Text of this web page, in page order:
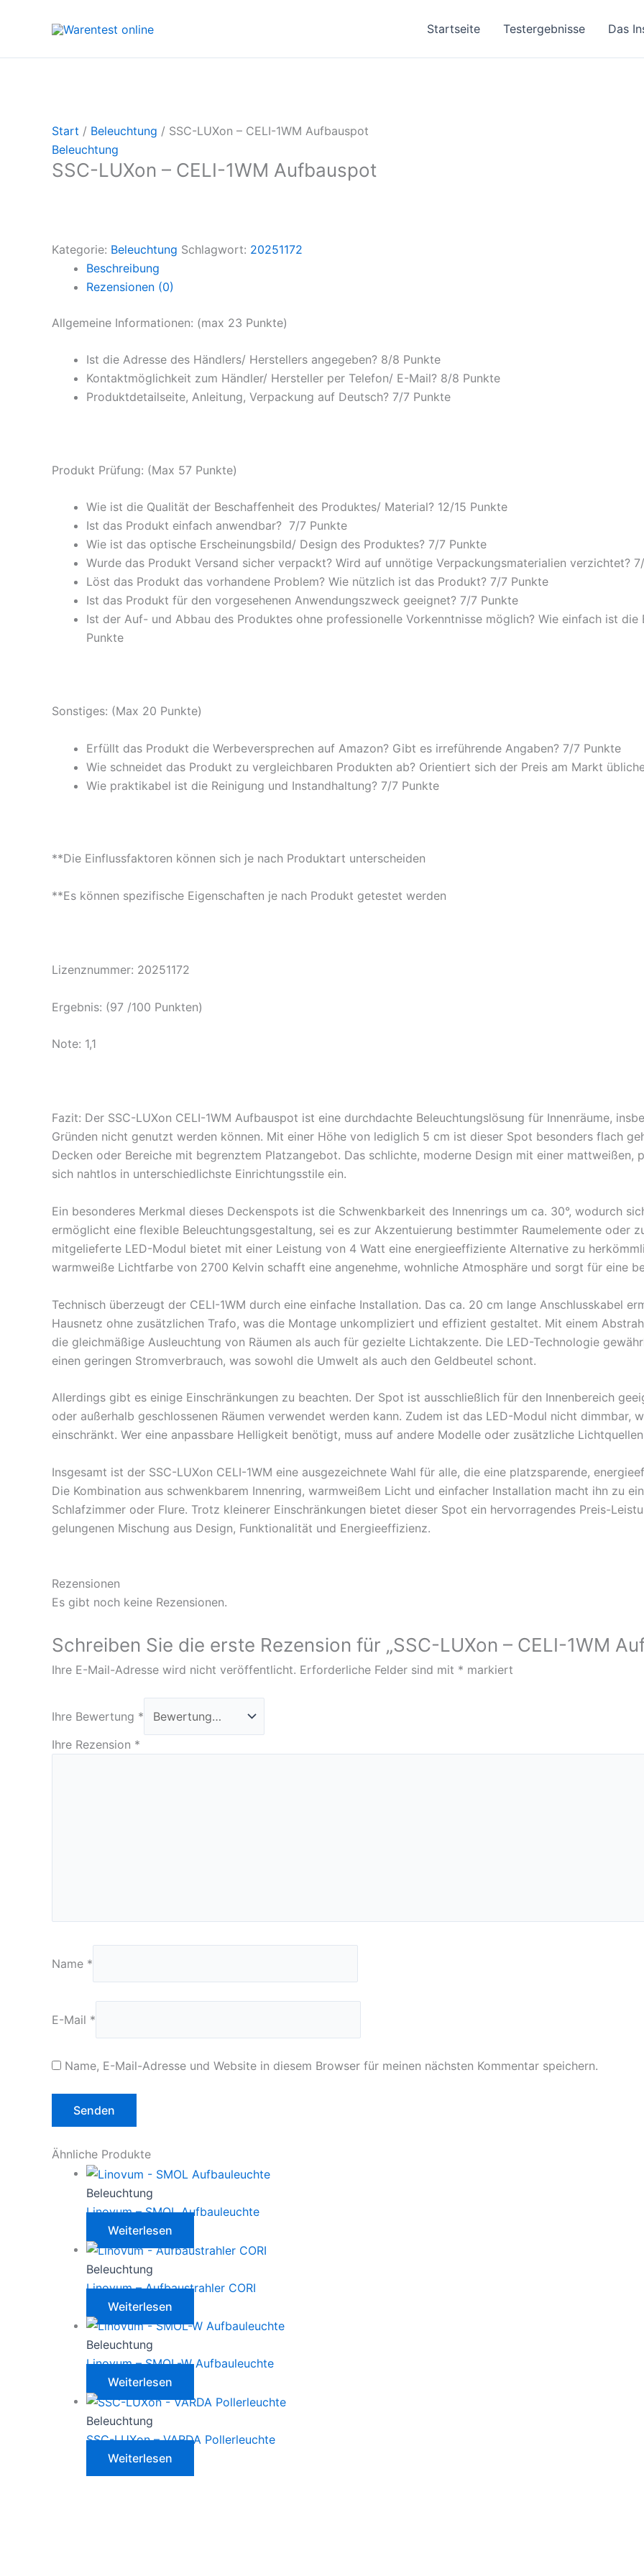
Startseite Testergebnisse Das
Start / Beleuchtung / SSC-LUXon – CELI-1WM Aufbauspot
Beleuchtung
SSC-LUXon – CELI-1WM Aufbauspot
Kategorie: Beleuchtung Schlagwort: 20251172
Beschreibung
Rezensionen (0)
Allgemeine Informationen: (max 23 Punkte)
Ist die Adresse des Händlers/ Herstellers angegeben? 8/8 Punkte
Kontaktmöglichkeit zum Händler/ Hersteller per Telefon/ E-Mail? 8/8 Punkte
Produktdetailseite, Anleitung, Verpackung auf Deutsch? 7/7 Punkte
Produkt Prüfung: (Max 57 Punkte)
Wie ist die Qualität der Beschaffenheit des Produktes/ Material? 12/15 Punkte
Ist das Produkt einfach anwendbar? 7/7 Punkte
Wie ist das optische Erscheinungsbild/ Design des Produktes? 7/7 Punkte
Wurde das Produkt Versand sicher verpackt? Wird auf unnötige Verpackungsmaterialien verzichtet? 7/
Löst das Produkt das vorhandene Problem? Wie nützlich ist das Produkt? 7/7 Punkte
Ist das Produkt für den vorgesehenen Anwendungszweck geeignet? 7/7 Punkte
Ist der Auf- und Abbau des Produktes ohne professionelle Vorkenntnisse möglich? Wie einfach ist
Punkte
Sonstiges: (Max 20 Punkte)
Erfüllt das Produkt die Werbeversprechen auf Amazon? Gibt es irreführende Angaben? 7/7 Punkte
Wie schneidet das Produkt zu vergleichbaren Produkten ab? Orientiert sich der Preis am Markt
Wie praktikabel ist die Reinigung und Instandhaltung? 7/7 Punkte
**Die Einflussfaktoren können sich je nach Produktart unterscheiden
**Es können spezifische Eigenschaften je nach Produkt getestet werden
Lizenznummer: 20251172
Ergebnis: (97 /100 Punkten)
Note: 1,1
Fazit: Der SSC-LUXon CELI-1WM Aufbauspot ist eine durchdachte Beleuchtungslösung für Innenräume,
Gründen nicht genutzt werden können. Mit einer Höhe von lediglich 5 cm ist dieser Spot besonders flach
Decken oder Bereiche mit begrenztem Platzangebot. Das schlichte, moderne Design mit einer
sich nahtlos in unterschiedlichste Einrichtungsstile ein.
Ein besonderes Merkmal dieses Deckenspots ist die Schwenkbarkeit des Innenrings um ca. 30°, wodurch
ermöglicht eine flexible Beleuchtungsgestaltung, sei es zur Akzentuierung bestimmter Raumelemente oder
mitgelieferte LED-Modul bietet mit einer Leistung von 4 Watt eine energieeffiziente Alternative zu
warmweiße Lichtfarbe von 2700 Kelvin schafft eine angenehme, wohnliche Atmosphäre und sorgt für eine
Technisch überzeugt der CELI-1WM durch eine einfache Installation. Das ca. 20 cm lange Anschlusskabel
Hausnetz ohne zusätzlichen Trafo, was die Montage unkompliziert und effizient gestaltet. Mit einem
die gleichmäßige Ausleuchtung von Räumen als auch für gezielte Lichtakzente. Die LED-Technologie
einen geringen Stromverbrauch, was sowohl die Umwelt als auch den Geldbeutel schont.
Allerdings gibt es einige Einschränkungen zu beachten. Der Spot ist ausschließlich für den Innenbereich
oder außerhalb geschlossenen Räumen verwendet werden kann. Zudem ist das LED-Modul nicht dimmbar,
einschränkt. Wer eine anpassbare Helligkeit benötigt, muss auf andere Modelle oder zusätzliche
Insgesamt ist der SSC-LUXon CELI-1WM eine ausgezeichnete Wahl für alle, die eine platzsparende,
Die Kombination aus schwenkbarem Innenring, warmweißem Licht und einfacher Installation macht ihn zu
Schlafzimmer oder Flure. Trotz kleinerer Einschränkungen bietet dieser Spot ein hervorragendes Preis-
gelungenen Mischung aus Design, Funktionalität und Energieeffizienz.
Rezensionen
Es gibt noch keine Rezensionen.
Schreiben Sie die erste Rezension für „SSC-LUXon – CELI-1WM
Ihre E-Mail-Adresse wird nicht veröffentlicht. Erforderliche Felder sind mit * markiert
Ihre Bewertung *
Ihre Rezension *
Name *
E-Mail *
Name, E-Mail-Adresse und Website in diesem Browser für meinen nächsten Kommentar speichern.
Ähnliche Produkte
Beleuchtung
Linovum – SMOL Aufbauleuchte
Weiterlesen
Beleuchtung
Linovum – Aufbaustrahler CORI
Weiterlesen
Beleuchtung
Linovum – SMOL-W Aufbauleuchte
Weiterlesen
Beleuchtung
SSC-LUXon – VARDA Pollerleuchte
Weiterlesen